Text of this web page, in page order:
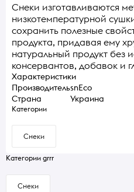
Снеки изготавливаются
низкотемпературной
сохранить полезные
продукта, придавая ему
натуральный продукт без
консервантов, добавок и
Характеристики
ПроизводительsnEco
Страна
Украина
Категории
Снеки
Категории grrr
Снеки